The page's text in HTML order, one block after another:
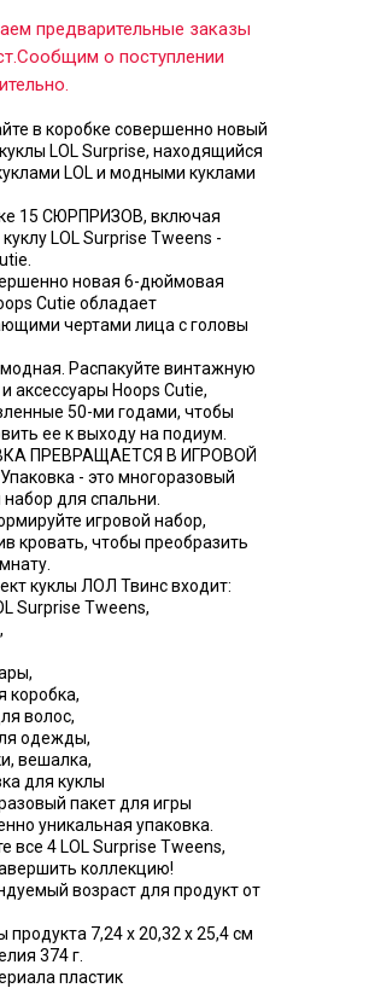
в коробке совершенно новый
LOL Surprise, находящийся
LOL и модными куклами
15 СЮРПРИЗОВ, включая
LOL Surprise Tweens -
новая 6-дюймовая
Cutie обладает
чертами лица с головы
Распакуйте винтажную
аксессуары Hoops Cutie,
50-ми годами, чтобы
ее к выходу на подиум.
ПРЕВРАЩАЕТСЯ В ИГРОВОЙ
- это многоразовый
набор для спальни.
игровой набор,
кровать, чтобы преобразить
куклы ЛОЛ Твинс входит:
Surprise Tweens,
коробка,
волос,
одежды,
вешалка,
для куклы
пакет для игры
уникальная упаковка.
все 4 LOL Surprise Tweens,
коллекцию!
возраст для продукт от
продукта 7,24 х 20,32 х 25,4 см
374 г.
пластик
предварительные заказы
о поступлении